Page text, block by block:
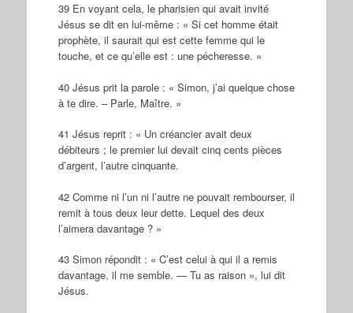
39 En voyant cela, le pharisien qui avait invité
Jésus se dit en lui-même : « Si cet homme était
prophète, il saurait qui est cette femme qui le
touche, et ce qu’elle est : une pécheresse. »
40 Jésus prit la parole : « Simon, j’ai quelque chose
à te dire. – Parle, Maître. »
41 Jésus reprit : « Un créancier avait deux
débiteurs ; le premier lui devait cinq cents pièces
d’argent, l’autre cinquante.
42 Comme ni l’un ni l’autre ne pouvait rembourser, il
remit à tous deux leur dette. Lequel des deux
l’aimera davantage ? »
43 Simon répondit : « C’est celui à qui il a remis
davantage, il me semble. — Tu as raison », lui dit
Jésus.